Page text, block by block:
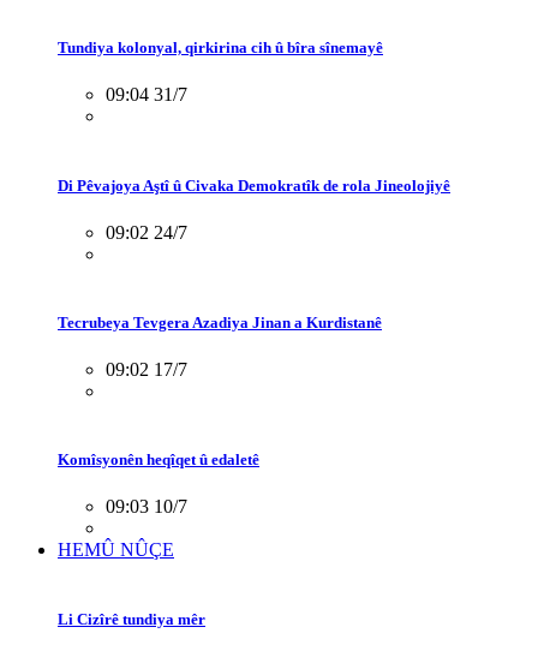
Tundiya kolonyal, qirkirina cih û bîra sînemayê
09:04 31/7
Di Pêvajoya Aştî û Civaka Demokratîk de rola Jineolojiyê
09:02 24/7
Tecrubeya Tevgera Azadiya Jinan a Kurdistanê
09:02 17/7
Komîsyonên heqîqet û edaletê
09:03 10/7
HEMÛ NÛÇE
Li Cizîrê tundiya mêr